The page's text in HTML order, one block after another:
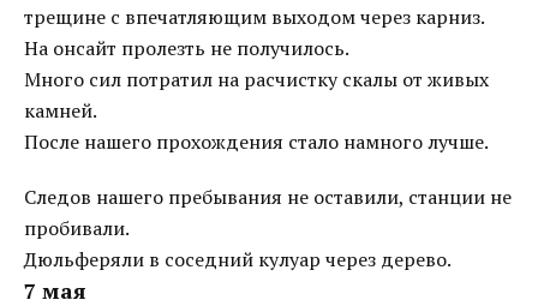
трещине с впечатляющим выходом через карниз.
На онсайт пролезть не получилось.
Много сил потратил на расчистку скалы от живых
камней.
После нашего прохождения стало намного лучше.
Следов нашего пребывания не оставили, станции не
пробивали.
Дюльферяли в соседний кулуар через дерево.
7 мая